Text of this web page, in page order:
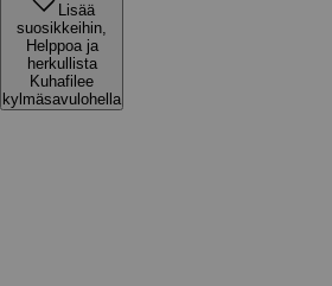
Lisää
suosikkeihin,
Helppoa ja
herkullista
Kuhafilee
kylmäsavulohella